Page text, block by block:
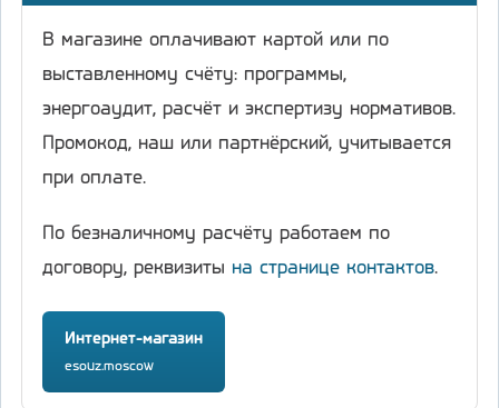
В магазине оплачивают картой или по
выставленному счёту: программы,
энергоаудит, расчёт и экспертизу нормативов.
Промокод, наш или партнёрский, учитывается
при оплате.
По безналичному расчёту работаем по
договору, реквизиты на странице контактов.
Интернет-магазин
esouz.moscow